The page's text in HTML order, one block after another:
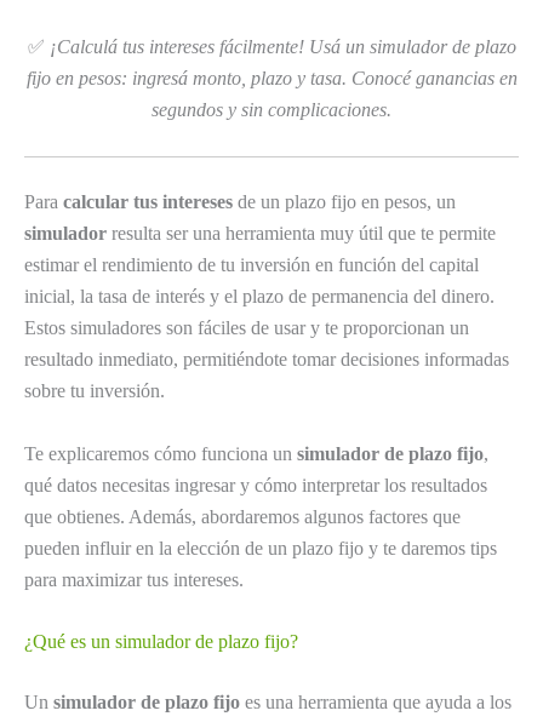
✅ ¡Calculá tus intereses fácilmente! Usá un simulador de plazo
fijo en pesos: ingresá monto, plazo y tasa. Conocé ganancias en
segundos y sin complicaciones.
Para calcular tus intereses de un plazo fijo en pesos, un
simulador resulta ser una herramienta muy útil que te permite
estimar el rendimiento de tu inversión en función del capital
inicial, la tasa de interés y el plazo de permanencia del dinero.
Estos simuladores son fáciles de usar y te proporcionan un
resultado inmediato, permitiéndote tomar decisiones informadas
sobre tu inversión.
Te explicaremos cómo funciona un simulador de plazo fijo,
qué datos necesitas ingresar y cómo interpretar los resultados
que obtienes. Además, abordaremos algunos factores que
pueden influir en la elección de un plazo fijo y te daremos tips
para maximizar tus intereses.
¿Qué es un simulador de plazo fijo?
Un simulador de plazo fijo es una herramienta que ayuda a los